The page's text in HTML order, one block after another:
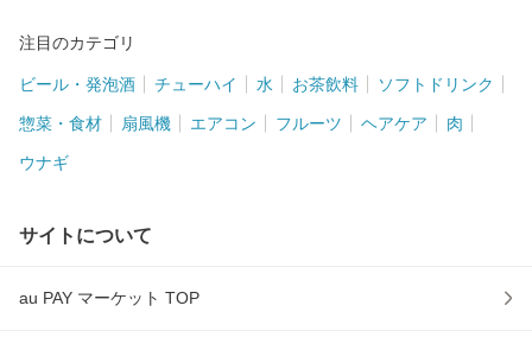
注目のカテゴリ
ビール・発泡酒 チューハイ 水 お茶飲料 ソフトドリンク
惣菜・食材 扇風機 エアコン フルーツ ヘアケア 肉
ウナギ
サイトについて
au PAY マーケット TOP